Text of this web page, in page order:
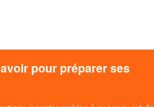
pour préparer ses